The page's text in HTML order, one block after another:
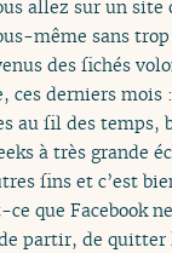
allez sur un
même sans
des fichés
ces derniers mois
au fil des
à très grande
fins et c’est
que
partir, de